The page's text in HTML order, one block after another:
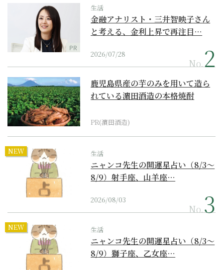
PR
生活
金融アナリスト・三井智映子さん
と考える、金利上昇で再注目…
2026/07/28
No.
鹿児島県産の芋のみを用いて造ら
れている濵田酒造の本格焼酎
PR(濵田酒造)
NEW 生活
ニャンコ先生の開運星占い（8/3～
8/9）射手座、山羊座…
2026/08/03
No.
NEW 生活
ニャンコ先生の開運星占い（8/3～
8/9）獅子座、乙女座…